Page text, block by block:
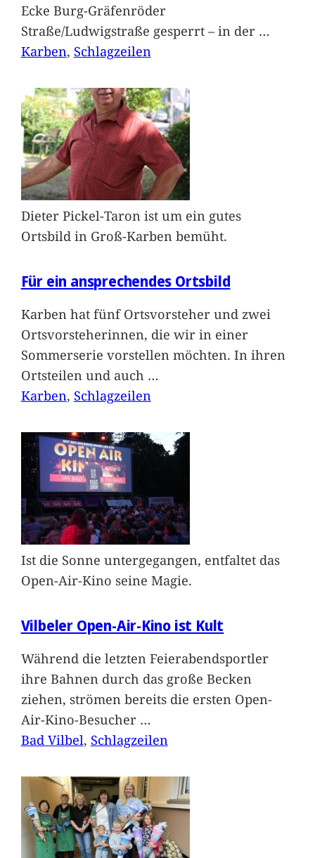
Ecke Burg-Gräfenröder
Straße/Ludwigstraße gesperrt – in der …
Karben, Schlagzeilen
Dieter Pickel-Taron ist um ein gutes
Ortsbild in Groß-Karben bemüht.
Für ein ansprechendes Ortsbild
Karben hat fünf Ortsvorsteher und zwei
Ortsvorsteherinnen, die wir in einer
Sommerserie vorstellen möchten. In ihren
Ortsteilen und auch …
Karben, Schlagzeilen
Ist die Sonne untergegangen, entfaltet das
Open-Air-Kino seine Magie.
Vilbeler Open-Air-Kino ist Kult
Während die letzten Feierabendsportler
ihre Bahnen durch das große Becken
ziehen, strömen bereits die ersten Open-
Air-Kino-Besucher …
Bad Vilbel, Schlagzeilen